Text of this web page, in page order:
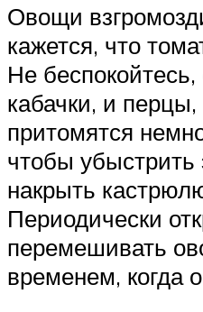
Овощи
кажется, что
Не беспокойтесь,
кабачки, и
притомятся
чтобы убыстрить
накрыть
Периодически
перемешивать
временем, когда